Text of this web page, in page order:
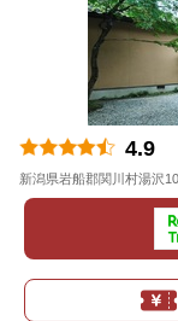
4.9
新潟県岩船郡関川村湯沢